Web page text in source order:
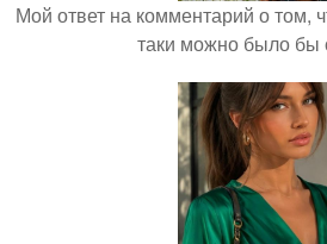
Мой ответ на комментарий о том,
таки можно было бы